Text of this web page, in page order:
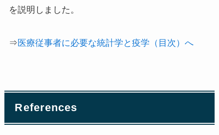
を説明しました。
⇒医療従事者に必要な統計学と疫学（目次）へ
References